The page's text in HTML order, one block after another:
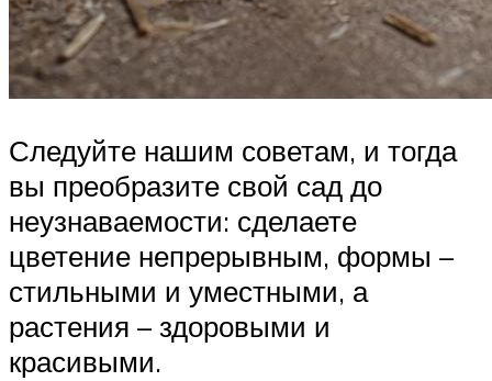
Следуйте нашим советам, и тогда
вы преобразите свой сад до
неузнаваемости: сделаете
цветение непрерывным, формы –
стильными и уместными, а
растения – здоровыми и
красивыми.